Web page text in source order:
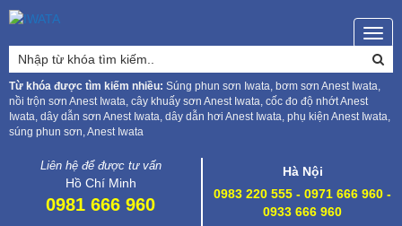
Từ khóa được tìm kiếm nhiều: Súng phun sơn Iwata, bơm sơn Anest Iwata,
nồi trộn sơn Anest Iwata, cây khuấy sơn Anest Iwata, cốc đo độ nhớt Anest
Iwata, dây dẫn sơn Anest Iwata, dây dẫn hơi Anest Iwata, phụ kiện Anest Iwata,
súng phun sơn, Anest Iwata
Liên hệ để được tư vấn
Hồ Chí Minh
0981 666 960
Hà Nội
0983 220 555 - 0971 666 960 -
0933 666 960